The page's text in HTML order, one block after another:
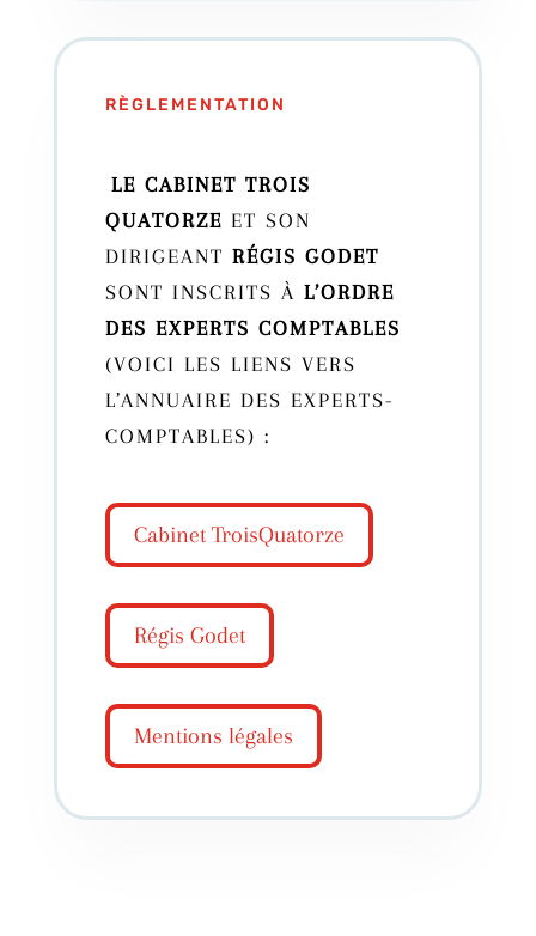
RÈGLEMENTATION
LE CABINET TROIS
QUATORZE ET SON
DIRIGEANT RÉGIS GODET
SONT INSCRITS À L’ORDRE
DES EXPERTS COMPTABLES
(VOICI LES LIENS VERS
L’ANNUAIRE DES EXPERTS-
COMPTABLES) :
Cabinet TroisQuatorze
Régis Godet
Mentions légales